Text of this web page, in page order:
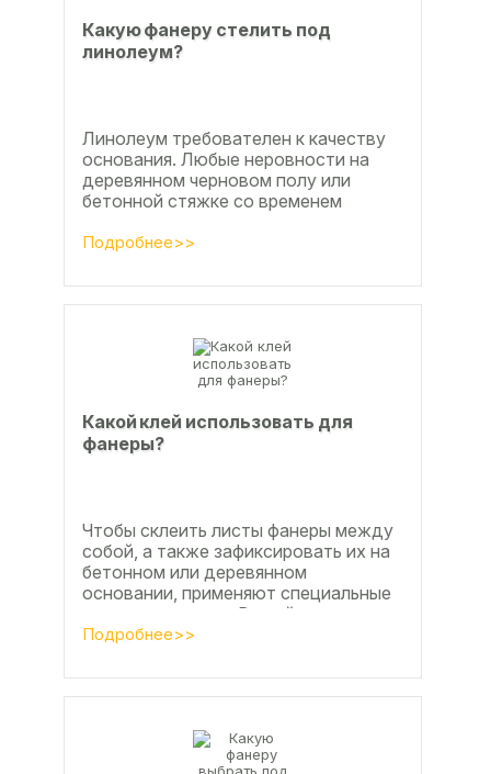
Какую фанеру стелить под
линолеум?
Линолеум требователен к качеству
основания. Любые неровности на
деревянном черновом полу или
бетонной стяжке со временем
Подробнее>>
Какой клей использовать для
фанеры?
Чтобы склеить листы фанеры между
собой, а также зафиксировать их на
бетонном или деревянном
основании, применяют специальные
клеевые составы. В этой статье
расскажем, какой клей...
Подробнее>>